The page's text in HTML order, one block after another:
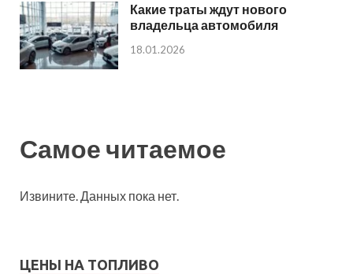
Какие траты ждут нового
владельца автомобиля
18.01.2026
Самое читаемое
Извините. Данных пока нет.
ЦЕНЫ НА ТОПЛИВО